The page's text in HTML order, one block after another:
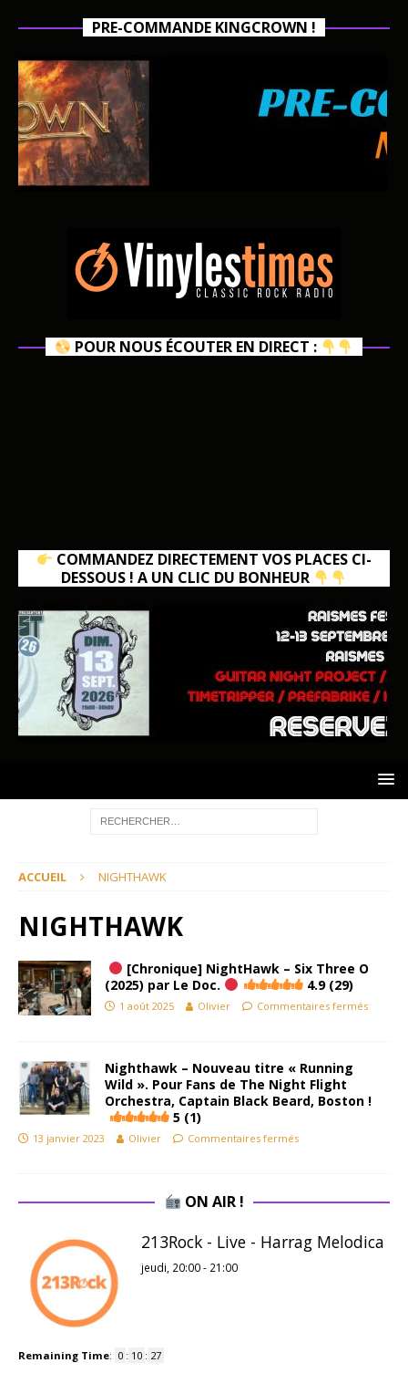
PRE-COMMANDE KINGCROWN !
POUR NOUS ÉCOUTER EN DIRECT :
COMMANDEZ DIRECTEMENT VOS PLACES CI-
DESSOUS ! A UN CLIC DU BONHEUR
ACCUEIL NIGHTHAWK
NIGHTHAWK
[Chronique] NightHawk – Six Three O
(2025) par Le Doc.
4.9 (29)
1 août 2025 Olivier Commentaires fermés
Nighthawk – Nouveau titre « Running
Wild ». Pour Fans de The Night Flight
Orchestra, Captain Black Beard, Boston !
5 (1)
13 janvier 2023 Olivier Commentaires fermés
ON AIR !
213Rock - Live - Harrag Melodica
jeudi, 20:00- 21:00
Remaining Time: 0 : 10 : 26